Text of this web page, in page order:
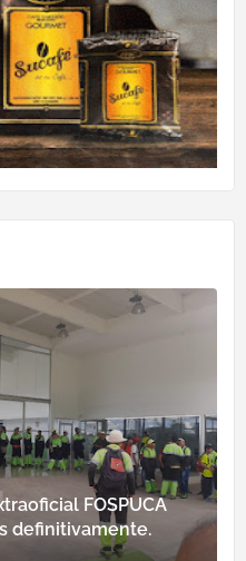
FOSPUCA
definitivamente.